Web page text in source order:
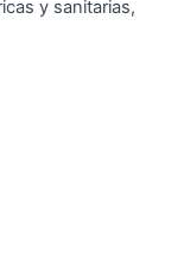
y sanitarias,